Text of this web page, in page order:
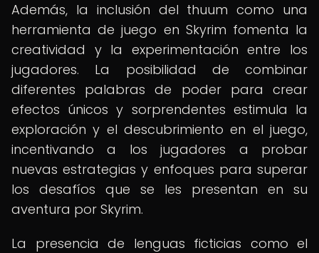
Además, la inclusión del thuum como una
herramienta de juego en Skyrim fomenta la
creatividad y la experimentación entre los
jugadores. La posibilidad de combinar
diferentes palabras de poder para crear
efectos únicos y sorprendentes estimula la
exploración y el descubrimiento en el juego,
incentivando a los jugadores a probar
nuevas estrategias y enfoques para superar
los desafíos que se les presentan en su
aventura por Skyrim.
La presencia de lenguas ficticias como el